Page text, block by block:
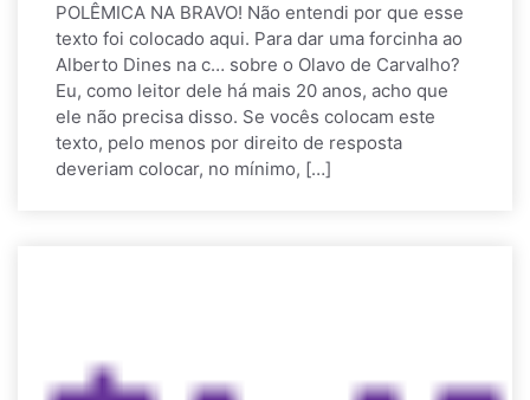
POLÊMICA NA BRAVO! Não entendi por que esse
texto foi colocado aqui. Para dar uma forcinha ao
Alberto Dines na c… sobre o Olavo de Carvalho?
Eu, como leitor dele há mais 20 anos, acho que
ele não precisa disso. Se vocês colocam este
texto, pelo menos por direito de resposta
deveriam colocar, no mínimo, […]